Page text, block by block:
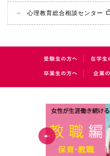
心理教育総合相談センター